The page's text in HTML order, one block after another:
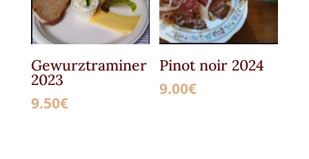
Gewurztraminer
2023
9.50€
Pinot noir 2024
9.00€